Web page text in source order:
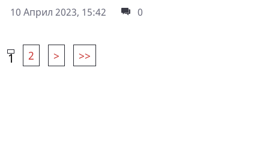
10 Април 2023, 15:42
0
1 2 > >>